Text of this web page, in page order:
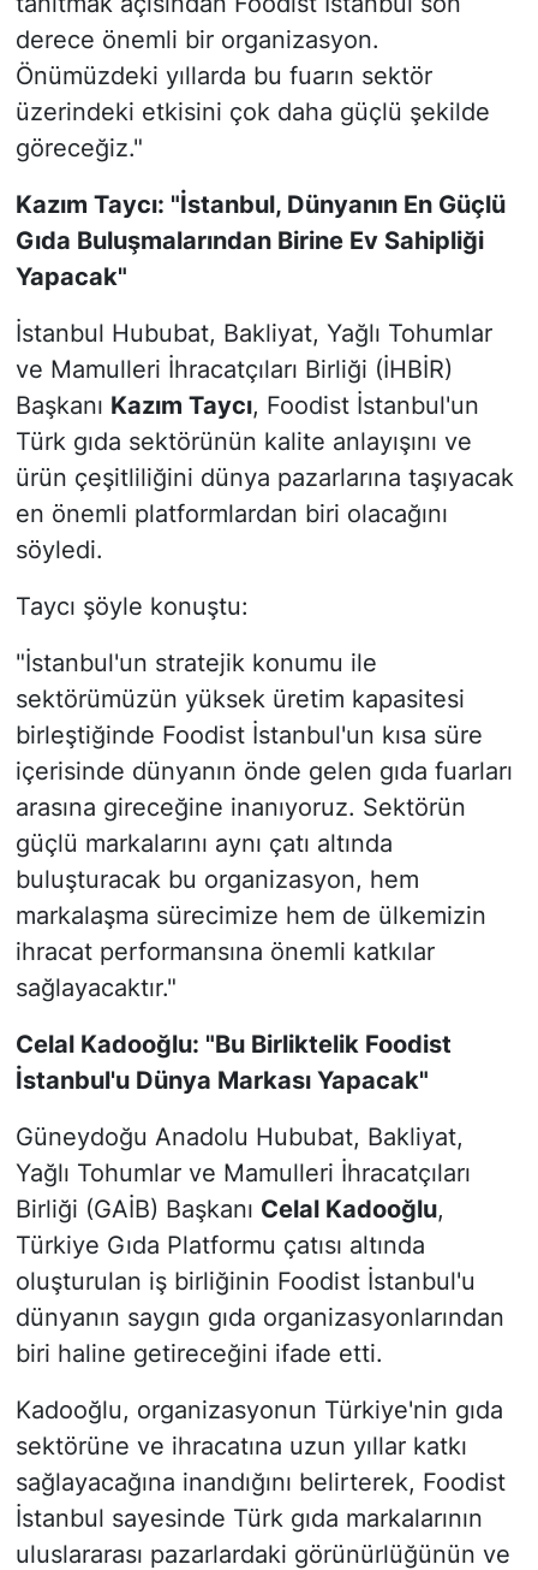
derece önemli bir organizasyon.
Önümüzdeki yıllarda bu fuarın sektör
üzerindeki etkisini çok daha güçlü şekilde
göreceğiz."
Kazım Taycı: "İstanbul, Dünyanın En Güçlü
Gıda Buluşmalarından Birine Ev Sahipliği
Yapacak"
İstanbul Hububat, Bakliyat, Yağlı Tohumlar
ve Mamulleri İhracatçıları Birliği (İHBİR)
Başkanı Kazım Taycı, Foodist İstanbul'un
Türk gıda sektörünün kalite anlayışını ve
ürün çeşitliliğini dünya pazarlarına taşıyacak
en önemli platformlardan biri olacağını
söyledi.
Taycı şöyle konuştu:
"İstanbul'un stratejik konumu ile
sektörümüzün yüksek üretim kapasitesi
birleştiğinde Foodist İstanbul'un kısa süre
içerisinde dünyanın önde gelen gıda fuarları
arasına gireceğine inanıyoruz. Sektörün
güçlü markalarını aynı çatı altında
buluşturacak bu organizasyon, hem
markalaşma sürecimize hem de ülkemizin
ihracat performansına önemli katkılar
sağlayacaktır."
Celal Kadooğlu: "Bu Birliktelik Foodist
İstanbul'u Dünya Markası Yapacak"
Güneydoğu Anadolu Hububat, Bakliyat,
Yağlı Tohumlar ve Mamulleri İhracatçıları
Birliği (GAİB) Başkanı Celal Kadooğlu,
Türkiye Gıda Platformu çatısı altında
oluşturulan iş birliğinin Foodist İstanbul'u
dünyanın saygın gıda organizasyonlarından
biri haline getireceğini ifade etti.
Kadooğlu, organizasyonun Türkiye'nin gıda
sektörüne ve ihracatına uzun yıllar katkı
sağlayacağına inandığını belirterek, Foodist
İstanbul sayesinde Türk gıda markalarının
uluslararası pazarlardaki görünürlüğünün ve